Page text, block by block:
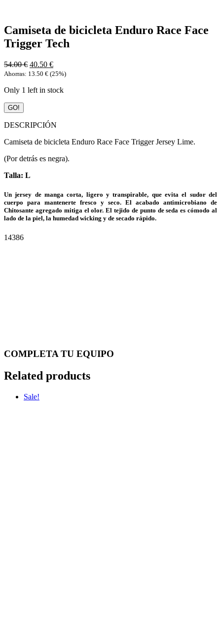
Camiseta de bicicleta Enduro Race Face
Trigger Tech
54.00€ 40.50 €
Ahorras: 13.50 € (25%)
Only 1 left in stock
Camiseta
de
bicicleta
Race
Trigger
quantity
GO!
DESCRIPCIÓN
Camiseta de bicicleta Enduro Race Face Trigger Jersey Lime.
(Por detrás es negra).
Talla: L
Un jersey de manga corta, ligero y transpirable, que evita el sudor del
cuerpo para mantenerte fresco y seco. El acabado antimicrobiano de
Chitosante agregado mitiga el olor. El tejido de punto de seda es cómodo al
lado de la piel, la humedad wicking y de secado rápido.
14386
COMPLETA TU EQUIPO
Related products
Sale!